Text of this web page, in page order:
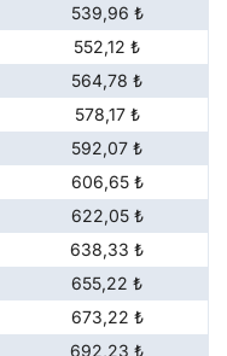
539,96 ₺
552,12 ₺
564,78 ₺
578,17 ₺
592,07 ₺
606,65 ₺
622,05 ₺
638,33 ₺
655,22 ₺
673,22 ₺
692,23 ₺